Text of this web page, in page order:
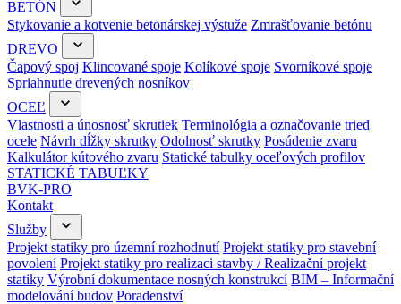
BETÓN
Stykovanie a kotvenie betonárskej výstuže Zmrašťovanie betónu
DREVO
Čapový spoj Klincované spoje Kolíkové spoje Svorníkové spoje
Spriahnutie drevených nosníkov
OCEĽ
Vlastnosti a únosnosť skrutiek Terminológia a označovanie tried
ocele Návrh dĺžky skrutky Odolnosť skrutky Posúdenie zvaru
Kalkulátor kútového zvaru Statické tabulky oceľových profilov
STATICKÉ TABUĽKY
BVK-PRO
Kontakt
Služby
Projekt statiky pro územní rozhodnutí Projekt statiky pro stavební
povolení Projekt statiky pro realizaci stavby / Realizační projekt
statiky Výrobní dokumentace nosných konstrukcí BIM – Informační
modelování budov Poradenství